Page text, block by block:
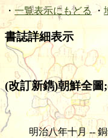
・ 一覧表示にもどる ・
書誌詳細表示
(改訂新鐫)朝鮮全
明治八年十月 --